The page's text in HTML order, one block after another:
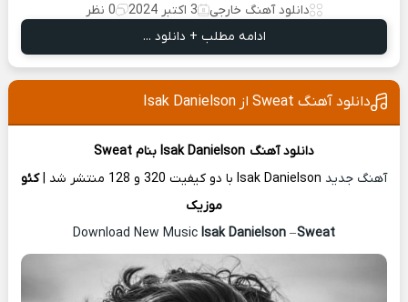
دانلود آهنگ خارجی 3 اکتبر 2024
0 نظر
ادامه مطلب + دانلود ...
دانلود آهنگ Sweat از Isak Danielson
دانلود آهنگ Isak Danielson بنام Sweat
آهنگ جدید Isak Danielson با دو کیفیت 320 و 128 منتشر شد |
کئو
موزیک
Download New Music
Isak Danielson–Sweat